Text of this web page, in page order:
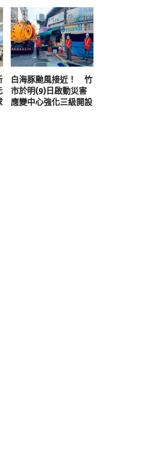
白海豚颱風接近！ 竹
市於明(9)日啟動災害
應變中心強化三級開設